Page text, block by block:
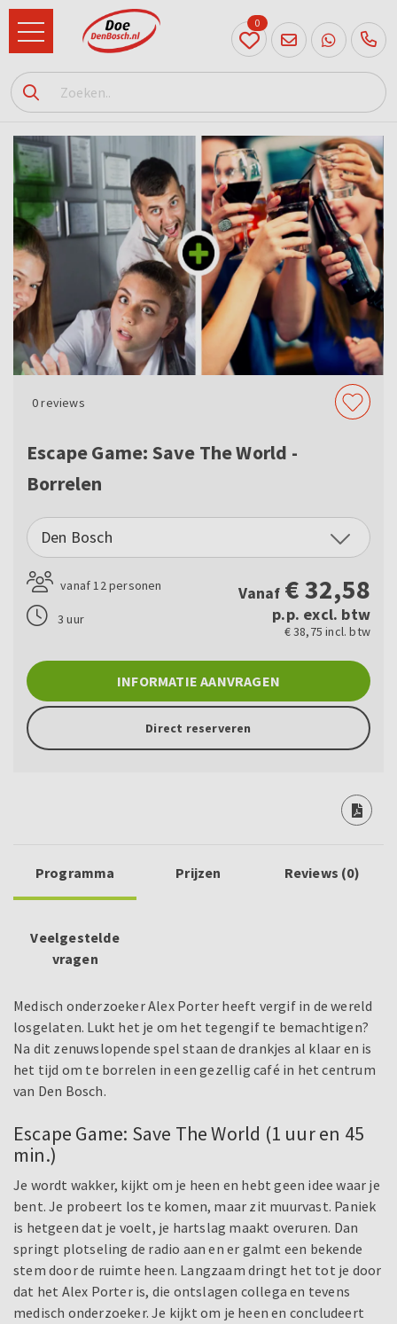
073
614
89 72
0
0reviews
Escape Game: Save The World -
Borrelen
Den Bosch
vanaf 12 personen
3 uur
Vanaf €32,58
p.p. excl. btw
€ 38,75 incl. btw
INFORMATIE AANVRAGEN
Direct reserveren
Programma Prijzen Reviews (0)
Veelgestelde
vragen
Medisch onderzoeker Alex Porter heeft vergif in de wereld
losgelaten. Lukt het je om het tegengif te bemachtigen?
Na dit zenuwslopende spel staan de drankjes al klaar en is
het tijd om te borrelen in een gezellig café in het centrum
van Den Bosch.
Escape Game: Save The World (1 uur en 45
min.)
Je wordt wakker, kijkt om je heen en hebt geen idee waar je
bent. Je probeert los te komen, maar zit muurvast. Paniek
is hetgeen dat je voelt, je hartslag maakt overuren. Dan
springt plotseling de radio aan en er galmt een bekende
stem door de ruimte heen. Langzaam dringt het tot je door
dat het Alex Porter is, die ontslagen collega en tevens
medisch onderzoeker. Je kijkt om je heen en concludeert